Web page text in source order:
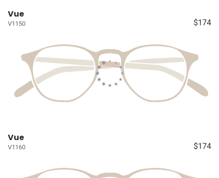
Vue
V1150 $174
Vue
V1160 $174